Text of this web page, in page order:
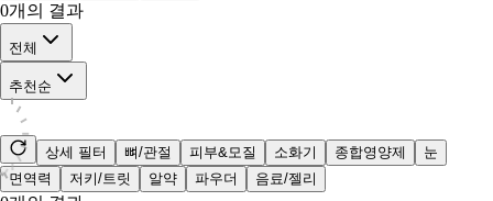
0개의 결과
전체
추천순
상세 필터 뼈/관절 피부&모질 소화기 종합영양제
눈
면역력
저키/트릿 알약 파우더 음료/젤리